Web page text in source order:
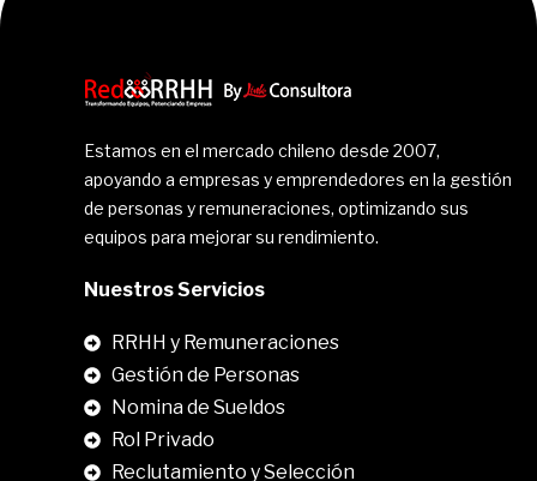
Estamos en el mercado chileno desde 2007,
apoyando a empresas y emprendedores en la gestión
de personas y remuneraciones, optimizando sus
equipos para mejorar su rendimiento.
Nuestros Servicios
RRHH y Remuneraciones
Gestión de Personas
Nomina de Sueldos
Rol Privado
Reclutamiento y Selección